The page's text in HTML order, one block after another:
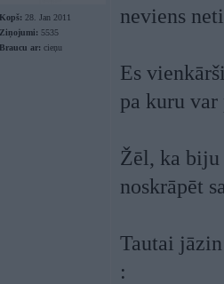
Kopš: 28. Jan 2011
Ziņojumi: 5535
Braucu ar: cieņu
neviens
Es
pa kuru
Žēl, ka biju
noskrāpēt
Tautai
: